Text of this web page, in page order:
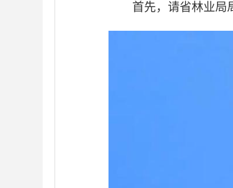
首先，请省林业局